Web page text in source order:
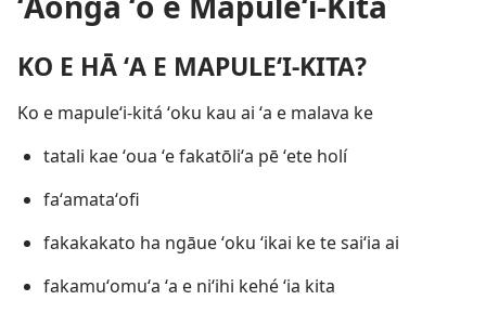
KO E HĀ ʻA E MAPULEʻI-KITA?
Ko e mapuleʻi-kitá ʻoku kau ai ʻa e malava ke
tatali kae ʻoua ʻe fakatōliʻa pē ʻete holí
faʻamataʻofi
fakakakato ha ngāue ʻoku ʻikai ke te saiʻia ai
fakamuʻomuʻa ʻa e niʻihi kehé ʻia kita